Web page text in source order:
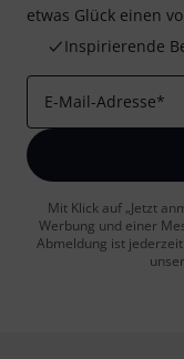
etwas Glück einen
Inspirierende
E-Mail-Adresse*
Mit Klick auf „Jetzt
Werbung und einer
Abmeldung ist